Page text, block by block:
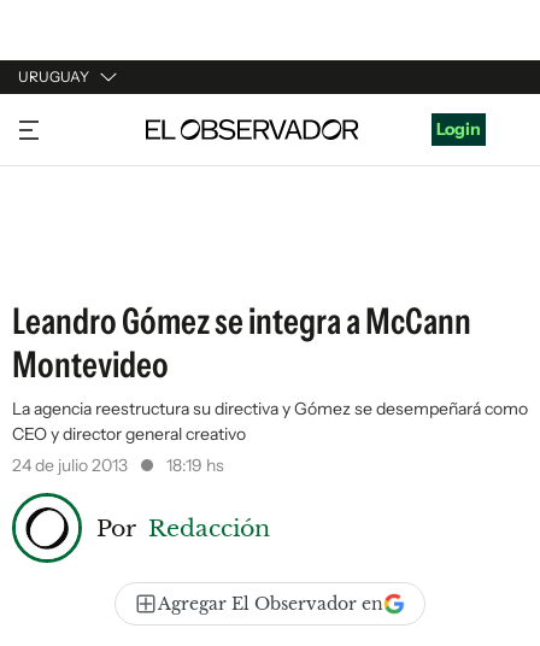
URUGUAY
URUGUAY
ARGENTINA
Login
Leandro Gómez se integra a McCann
Montevideo
La agencia reestructura su directiva y Gómez se desempeñará como
CEO y director general creativo
24 de julio 2013
18:19 hs
Por Redacción
Agregar El Observador en